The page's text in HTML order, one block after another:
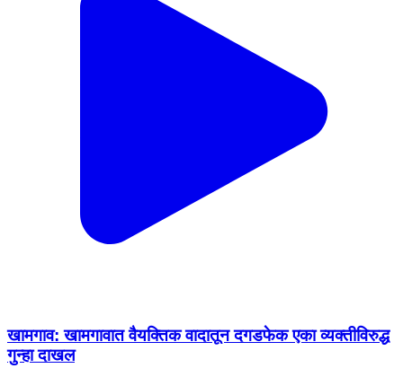
खामगाव: खामगावात वैयक्तिक वादातून दगडफेक एका व्यक्तीविरुद्ध
गुन्हा दाखल